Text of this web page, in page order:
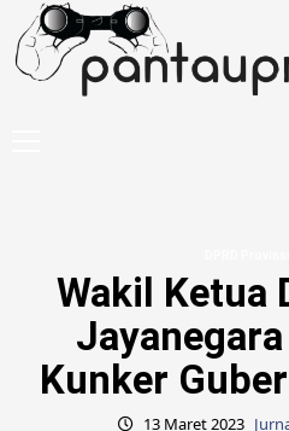
content
Wakil Ketua
Kunker
13 Maret 2023